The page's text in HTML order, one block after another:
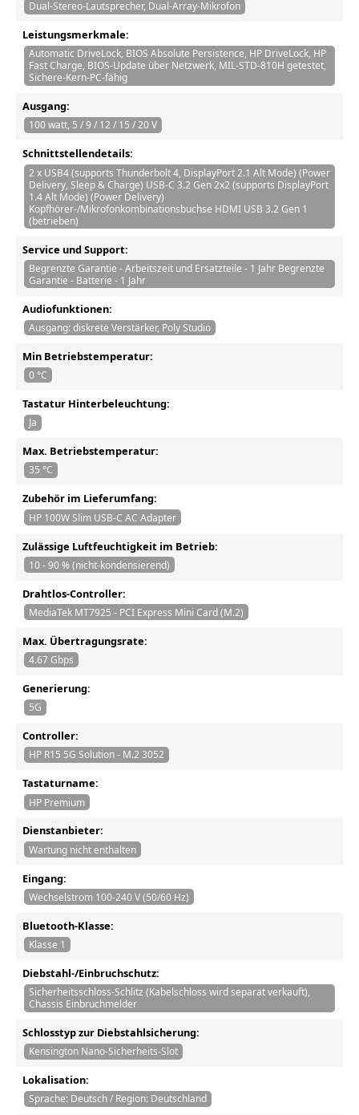
Dual-Stereo-Lautsprecher, Dual-Array-Mikrofon
Leistungsmerkmale:
Automatic DriveLock, BIOS Absolute Persistence, HP DriveLock, HP
Fast Charge, BIOS-Update über Netzwerk, MIL-STD-810H getestet,
Sichere-Kern-PC-fähig
Ausgang:
100 watt, 5 / 9 / 12 / 15 / 20 V
Schnittstellendetails:
2 x USB4 (supports Thunderbolt 4, DisplayPort 2.1 Alt Mode) (Power
Delivery, Sleep & Charge) USB-C 3.2 Gen 2x2 (supports DisplayPort
1.4 Alt Mode) (Power Delivery)
Kopfhörer-/Mikrofonkombinationsbuchse HDMI USB 3.2 Gen 1
(betrieben)
Service und Support:
Begrenzte Garantie - Arbeitszeit und Ersatzteile - 1 Jahr Begrenzte
Garantie - Batterie - 1 Jahr
Audiofunktionen:
Ausgang: diskrete Verstärker, Poly Studio
Min Betriebstemperatur:
0 °C
Tastatur Hinterbeleuchtung:
Ja
Max. Betriebstemperatur:
35 °C
Zubehör im Lieferumfang:
HP 100W Slim USB-C AC Adapter
Zulässige Luftfeuchtigkeit im Betrieb:
10 - 90 % (nicht-kondensierend)
Drahtlos-Controller:
MediaTek MT7925 - PCI Express Mini Card (M.2)
Max. Übertragungsrate:
4.67 Gbps
Generierung:
5G
Controller:
HP R15 5G Solution - M.2 3052
Tastaturname:
HP Premium
Dienstanbieter:
Wartung nicht enthalten
Eingang:
Wechselstrom 100-240 V (50/60 Hz)
Bluetooth-Klasse:
Klasse 1
Diebstahl-/Einbruchschutz:
Sicherheitsschloss-Schlitz (Kabelschloss wird separat verkauft),
Chassis Einbruchmelder
Schlosstyp zur Diebstahlsicherung:
Kensington Nano-Sicherheits-Slot
Lokalisation:
Sprache: Deutsch / Region: Deutschland